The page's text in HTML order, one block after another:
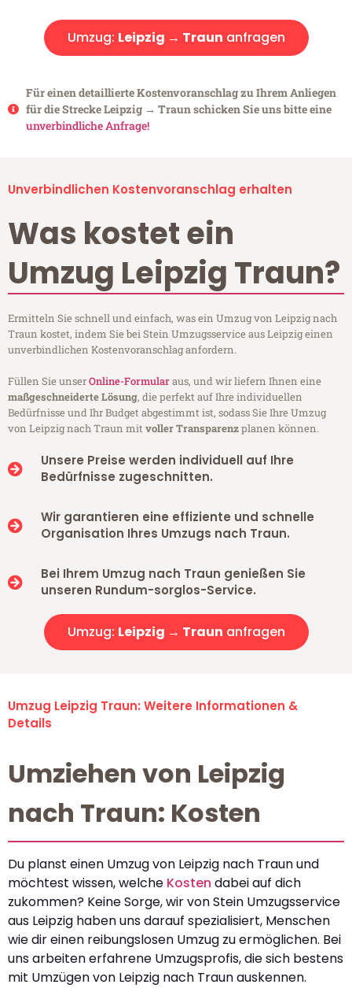
Umzug: Leipzig → Traun anfragen
Für einen detaillierte Kostenvoranschlag zu Ihrem Anliegen
für die Strecke Leipzig → Traun schicken Sie uns bitte eine
unverbindliche Anfrage!
Unverbindlichen Kostenvoranschlag erhalten
Was kostet ein
Umzug Leipzig Traun?
Ermitteln Sie schnell und einfach, was ein Umzug von Leipzig nach
Traun kostet, indem Sie bei Stein Umzugsservice aus Leipzig einen
unverbindlichen Kostenvoranschlag anfordern.
Füllen Sie unserOnline-Formularaus, und wir liefern Ihnen eine
maßgeschneiderte Lösung, die perfekt auf Ihre individuellen
Bedürfnisse und Ihr Budget abgestimmt ist, sodass Sie Ihre Umzug
von Leipzig nach Traun mitvoller Transparenzplanen können.
Unsere Preise werden individuell auf Ihre
Bedürfnisse zugeschnitten.
Wir garantieren eine effiziente und schnelle
Organisation Ihres Umzugs nach Traun.
Bei Ihrem Umzug nach Traun genießen Sie
unseren Rundum-sorglos-Service.
Umzug: Leipzig → Traun anfragen
Umzug Leipzig Traun: Weitere Informationen &
Details
Umziehen von Leipzig
nach Traun: Kosten
Du planst einen Umzug von Leipzig nach Traun und
möchtest wissen, welche Kosten dabei auf dich
zukommen? Keine Sorge, wir von Stein Umzugsservice
aus Leipzig haben uns darauf spezialisiert, Menschen
wie dir einen reibungslosen Umzug zu ermöglichen. Bei
uns arbeiten erfahrene Umzugsprofis, die sich bestens
mit Umzügen von Leipzig nach Traun auskennen.